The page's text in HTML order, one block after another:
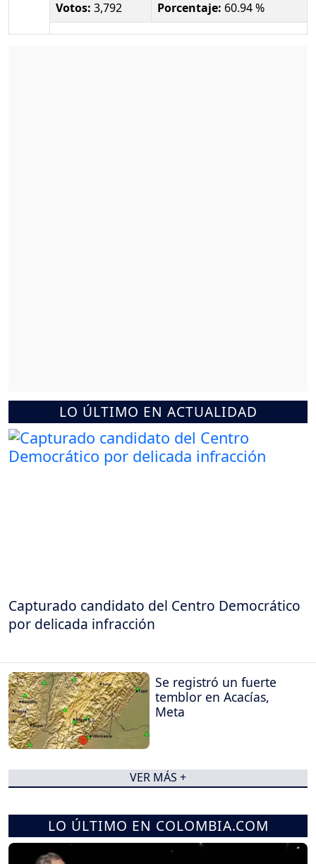
Votos: 3,792 Porcentaje: 60.94 %
LO ÚLTIMO EN ACTUALIDAD
Capturado candidato del Centro Democrático
por delicada infracción
Se registró un fuerte
temblor en Acacías,
Meta
VER MÁS +
LO ÚLTIMO EN COLOMBIA.COM